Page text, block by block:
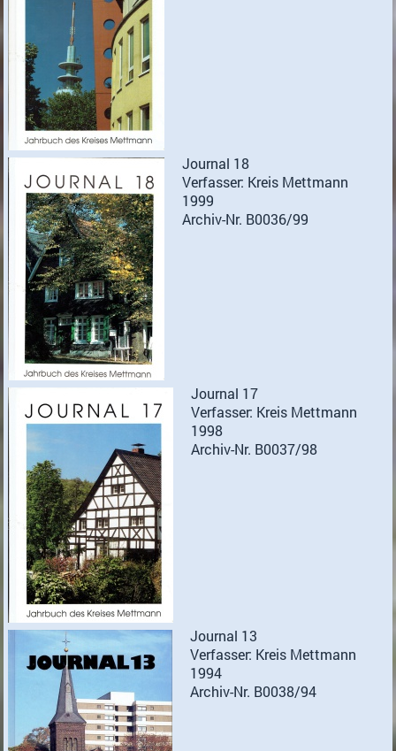
Journal 18
Verfasser: Kreis Mettmann
1999
Archiv-Nr. B0036/99
Journal 17
Verfasser: Kreis Mettmann
1998
Archiv-Nr. B0037/98
Journal 13
Verfasser: Kreis Mettmann
1994
Archiv-Nr. B0038/94